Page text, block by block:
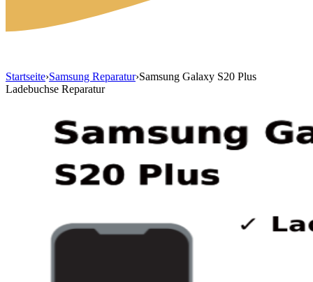
Startseite›Samsung Reparatur›Samsung Galaxy S20 Plus
Ladebuchse Reparatur